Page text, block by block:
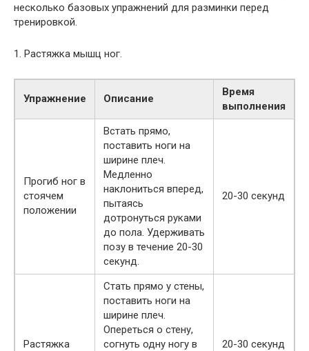
несколько базовых упражнений для разминки перед
тренировкой.
1. Растяжка мышц ног.
Упражнение Описание
Время
выполнения
Прогиб ног в
стоячем
положении
Встать прямо,
поставить ноги на
ширине плеч.
Медленно
наклониться вперед,
пытаясь
дотронуться руками
до пола. Удерживать
позу в течение 20-30
секунд.
20-30 секунд
Растяжка
Стать прямо у стены,
поставить ноги на
ширине плеч.
Опереться о стену,
согнуть одну ногу в
20-30 секунд